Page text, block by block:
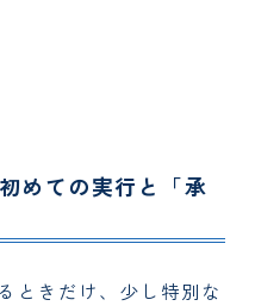
めての実行と「承
ときだけ、少し特別な